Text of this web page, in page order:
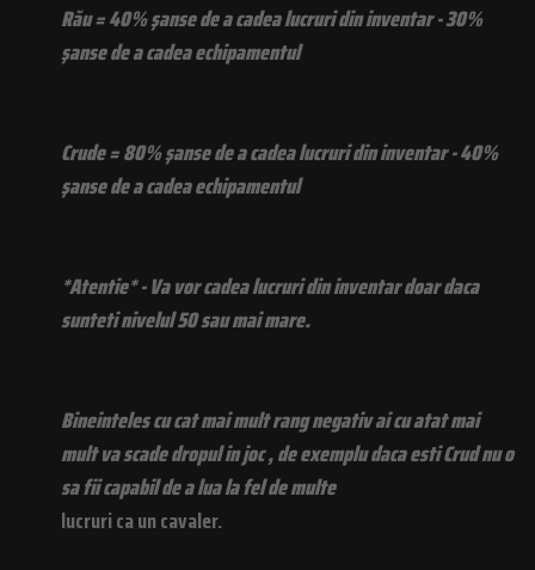
Rău = 40% şanse de a cadea lucruri din inventar - 30%
şanse de a cadea echipamentul
Crude = 80% şanse de a cadea lucruri din inventar - 40%
şanse de a cadea echipamentul
*Atentie* - Va vor cadea lucruri din inventar doar daca
sunteti nivelul 50 sau mai mare.
Bineinteles cu cat mai mult rang negativ ai cu atat mai
mult va scade dropul in joc , de exemplu daca esti Crud nu o
sa fii capabil de a lua la fel de multe
lucruri ca un cavaler.